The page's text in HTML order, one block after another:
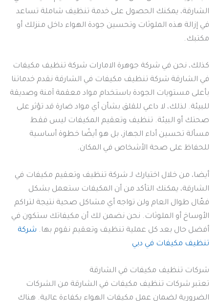
الشارقة، يمكنك الحصول على خدمة تنظيف شاملة تساعد
في إزالة هذه الملوثات وتحسين جودة الهواء داخل منزلك أو
مكتبك.
كذلك، نحن في شركة جوهرة الامارات شركة تنظيف مكيفات
في الشارقة شركة تنظيف مكيفات في الشارقة نقدم خدماتنا
بأعلى مستويات الجودة باستخدام مواد معقمة آمنة وصديقة
للبيئة. لذلك، لا داعي للقلق بشأن أي مواد ضارة قد تؤثر على
صحتك أو البيئة. تنظيف وتعقيم المكيفات ليس فقط
مسألة تحسين أداء الجهاز، بل هو أيضًا خطوة أساسية
للحفاظ على صحة الأشخاص في المكان.
أيضا، من خلال اختيارك لـ شركة تنظيف وتعقيم مكيفات في
الشارقة، يمكنك التأكد من أن المكيفات ستعمل بشكل
فعّال طوال العام ولن تواجه أي مشاكل صحية نتيجة لتراكم
الأوساخ أو الملوثات. نحن نضمن لك أن مكيفاتك ستكون في
أفضل حال بعد كل عملية تنظيف وتعقيم نقوم بها. شركة
تنظيف مكيفات في دبي
شركات تنظيف مكيفات في الشارقة
تعتبر شركات تنظيف مكيفات في الشارقة من الشركات
الضرورية لضمان عمل مكيفات الهواء بكفاءة عالية. هناك